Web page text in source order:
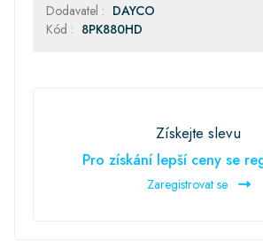
Dodavatel : DAYCO
Kód : 8PK880HD
Získejte slevu
Pro získání lepší ceny se
Zaregistrovat se